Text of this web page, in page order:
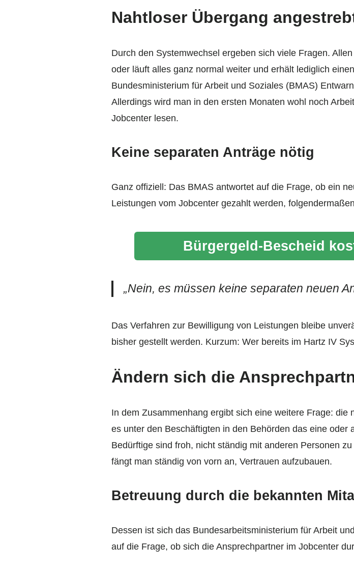
Nahtloser Übergang
Durch den Systemwechsel ergeben sich viele Fragen.
oder läuft alles ganz normal weiter und erhält lediglich
Bundesministerium für Arbeit und Soziales (BMAS)
Allerdings wird man in den ersten Monaten wohl noch
Jobcenter lesen.
Keine separaten Anträge nötig
Ganz offiziell: Das BMAS antwortet auf die Frage, ob ein
Leistungen vom Jobcenter gezahlt werden,
Bürgergeld-Bescheid
„Nein, es müssen keine separaten neuen
Das Verfahren zur Bewilligung von Leistungen bleibe
bisher gestellt werden. Kurzum: Wer bereits im Hartz IV
Ändern sich die
In dem Zusammenhang ergibt sich eine weitere Frage:
es unter den Beschäftigten in den Behörden das eine
Bedürftige sind froh, nicht ständig mit anderen Personen
fängt man ständig von vorn an, Vertrauen aufzubauen.
Betreuung durch die bekannten
Dessen ist sich das Bundesarbeitsministerium für Arbeit
auf die Frage, ob sich die Ansprechpartner im Jobcenter